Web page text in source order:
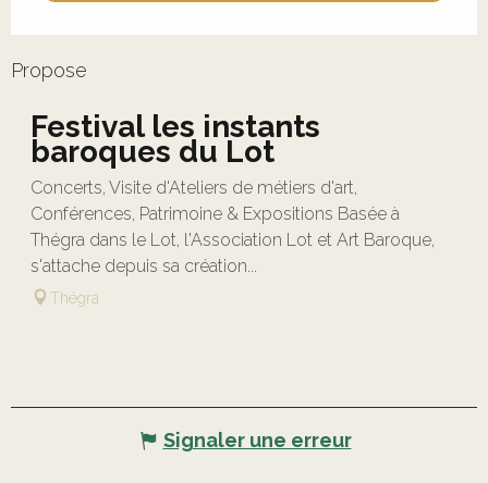
Propose
Festival les instants
baroques du Lot
Concerts, Visite d'Ateliers de métiers d'art,
Conférences, Patrimoine & Expositions Basée à
Thégra dans le Lot, l'Association Lot et Art Baroque,
s'attache depuis sa création...
Thégra
Signaler une erreur